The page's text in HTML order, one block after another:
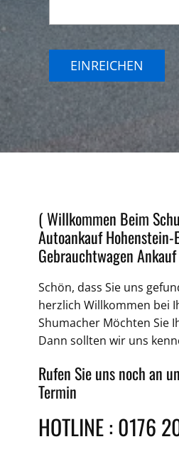
EINREICHEN
( Willkommen Beim
Autoankauf
Gebrauchtwagen Ankauf
Schön, dass Sie uns
herzlich Willkommen bei
Shumacher Möchten Sie
Dann sollten wir uns
Rufen Sie uns noch an
Termin
HOTLINE : 0176